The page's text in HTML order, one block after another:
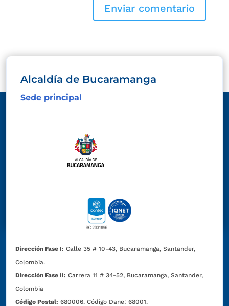
Alcaldía de Bucaramanga
Sede principal
Dirección Fase I: Calle 35 # 10-43, Bucaramanga, Santander,
Colombia.
Dirección Fase II: Carrera 11 # 34-52, Bucaramanga, Santander,
Colombia
Código Postal: 680006. Código Dane: 68001.